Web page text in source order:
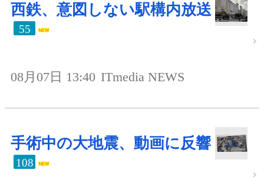
西鉄、意図しない駅構内放送
55
08月07日 13:40 ITmedia NEWS
手術中の大地震、動画に反響
108